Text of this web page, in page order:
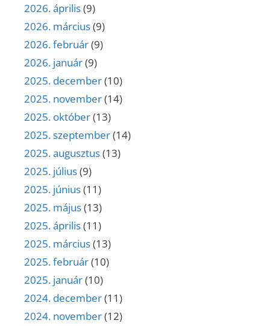
2026. április(9)
2026. március(9)
2026. február(9)
2026. január(9)
2025. december(10)
2025. november(14)
2025. október(13)
2025. szeptember(14)
2025. augusztus(13)
2025. július(9)
2025. június(11)
2025. május(13)
2025. április(11)
2025. március(13)
2025. február(10)
2025. január(10)
2024. december(11)
2024. november(12)